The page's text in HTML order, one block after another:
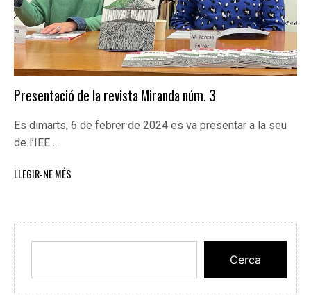
Presentació de la revista Miranda núm. 3
Es dimarts, 6 de febrer de 2024 es va presentar a la seu
de l’IEE…
LLEGIR-NE MÉS
Cerca